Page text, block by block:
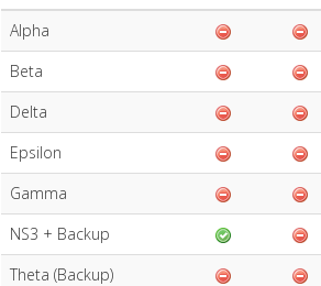
Alpha
Beta
Delta
Epsilon
Gamma
NS3 + Backup
Theta (Backup)